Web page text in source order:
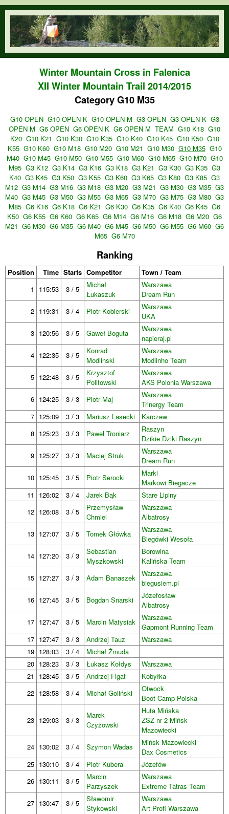
Skip to main content
orienteering.waw.pl
Winter Mountain Cross in Falenica
XII Winter Mountain Trail 2014/2015
Category G10 M35
G10 OPEN G10 OPEN K G10 OPEN M G3 OPEN G3 OPEN K G3
OPEN M G6 OPEN G6 OPEN K G6 OPEN M TEAM G10 K18 G10
K20 G10 K21 G10 K30 G10 K35 G10 K40 G10 K45 G10 K50 G10
K55 G10 K60 G10 M18 G10 M20 G10 M21 G10 M30 G10 M35 G10
M40 G10 M45 G10 M50 G10 M55 G10 M60 G10 M65 G10 M70 G10
M95 G3 K12 G3 K14 G3 K16 G3 K18 G3 K21 G3 K30 G3 K35 G3
K40 G3 K45 G3 K50 G3 K55 G3 K60 G3 K65 G3 K80 G3 K85 G3
M12 G3 M14 G3 M16 G3 M18 G3 M20 G3 M21 G3 M30 G3 M35 G3
M40 G3 M45 G3 M50 G3 M55 G3 M65 G3 M70 G3 M75 G3 M80 G3
M85 G6 K16 G6 K18 G6 K21 G6 K30 G6 K35 G6 K40 G6 K45 G6
K50 G6 K55 G6 K60 G6 K65 G6 M14 G6 M16 G6 M18 G6 M20 G6
M21 G6 M30 G6 M35 G6 M40 G6 M45 G6 M50 G6 M55 G6 M60 G6
M65 G6 M70
Ranking
Position Time Starts Competitor
Town / Team
1
115:53 3 / 5
Michał
Łukaszuk
Warszawa
Dream Run
2 119:31 3 / 4 Piotr Kobierski
Warszawa
UKA
3 120:56 3 / 5 Gaweł Boguta
Warszawa
napieraj.pl
4 122:35 3 / 5
Konrad
Modlinski
Warszawa
Modlinho Team
5 122:48 3 / 5
Krzysztof
Politowski
Warszawa
AKS Polonia Warszawa
6 124:25 3 / 3 Piotr Maj
Warszawa
Trinergy Team
7 125:09 3 / 3 Mariusz Lasecki
Karczew
8 125:23 3 / 3 Pawel Troniarz
Raszyn
Dzikie Dziki Raszyn
9 125:27 3 / 3 Maciej Struk
Warszawa
Dream Run
10 125:45 3 / 5 Piotr Serocki
Marki
Markowi Biegacze
11
126:02 3 / 4 Jarek Bąk
Stare Lipiny
12 126:08 3 / 5
Przemysław
Chmiel
Warszawa
Albatrosy
13 127:07 3 / 5 Tomek Główka
Warszawa
Biegówki Wesoła
14 127:20 3 / 3
Sebastian
Myszkowski
Borowina
Kalińska Team
15 127:27 3 / 3 Adam Banaszek
Warszawa
biegusiem.pl
16 127:45 3 / 5 Bogdan Snarski
Józefosław
Albatrosy
17 127:47 3 / 5 Marcin Matysiak
Warszawa
Gapmont Running Team
17 127:47 3 / 3 Andrzej Tauz
Warszawa
19 128:03 3 / 4
Michał Żmuda
20 128:23 3 / 3 Łukasz Kołdys
Warszawa
21
128:45 3 / 5 Andrzej Figat
Kobyłka
22 128:58 3 / 4 Michał Goliński
Otwock
Boot Camp Polska
23 129:03 3 / 3
Marek
Czyżowski
Huta Mińska
ZSZ nr 2 Mińsk
Mazowiecki
24 130:02 3 / 4 Szymon Wadas
Mińsk Mazowiecki
Dax Cosmetics
25 130:10 3 / 4 Piotr Kubera
Józefów
26 130:11 3 / 5
Marcin
Parzyszek
Warszawa
Extreme Tatras Team
27 130:47 3 / 5
Sławomir
Stykowski
Warszawa
Art Profi Warszawa